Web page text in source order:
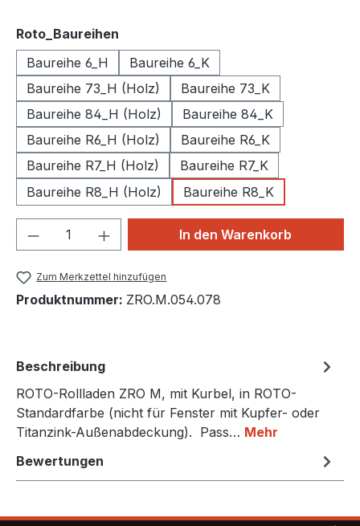
Roto_Baureihen
Baureihe 6_H
Baureihe 6_K
Baureihe 73_H (Holz)
Baureihe 73_K
Baureihe 84_H (Holz)
Baureihe 84_K
Baureihe R6_H (Holz)
Baureihe R6_K
Baureihe R7_H (Holz)
Baureihe R7_K
Baureihe R8_H (Holz)
Baureihe R8_K
Produkt Anzahl: Gib denIn den Warenkorb
Zum Merkzettel hinzufügen
Produktnummer: ZRO.M.054.078
Beschreibung
ROTO-Rollladen ZRO M, mit Kurbel, in ROTO-
Standardfarbe (nicht für Fenster mit Kupfer- oder
Titanzink-Außenabdeckung). Pass… Mehr
Bewertungen